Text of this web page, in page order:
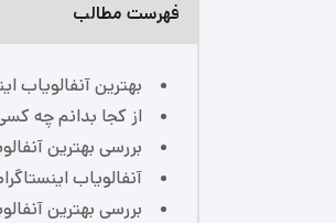
فهرست مطالب
بهترین آنفالویاب
از کجا بدانم چه
بررسی بهترین
آنفالویاب
بررسی بهترین